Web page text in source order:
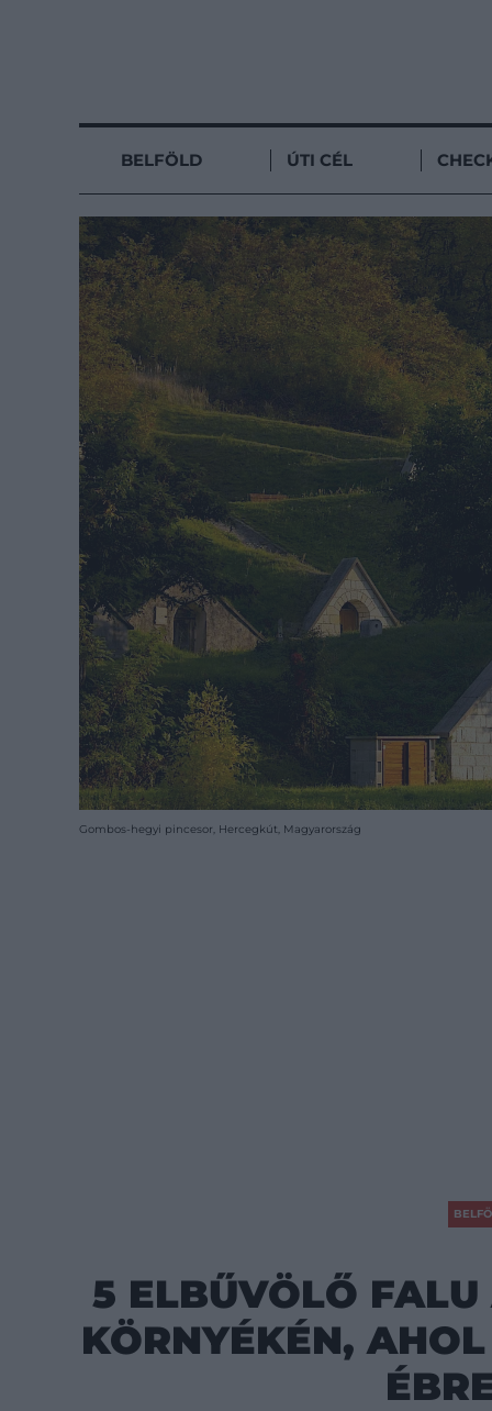
BELFÖLD ÚTI CÉL
Gombos-hegyi pincesor, Hercegkút, Magyarország
5 ELBŰVÖLŐ FALU
KÖRNYÉKÉN,